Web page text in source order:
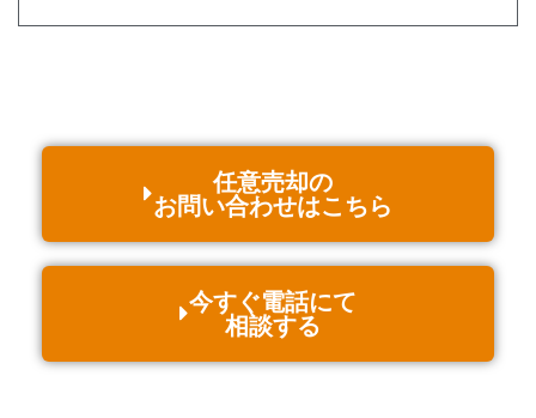
任意売却の
お問い合わせはこちら
今すぐ電話にて
相談する